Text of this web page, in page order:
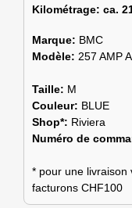
Kilométrage: ca.
Marque: BMC
Modèle: 257 AMP
Taille: M
Couleur: BLUE
Shop*: Riviera
Numéro de
* pour une livraison
facturons CHF100